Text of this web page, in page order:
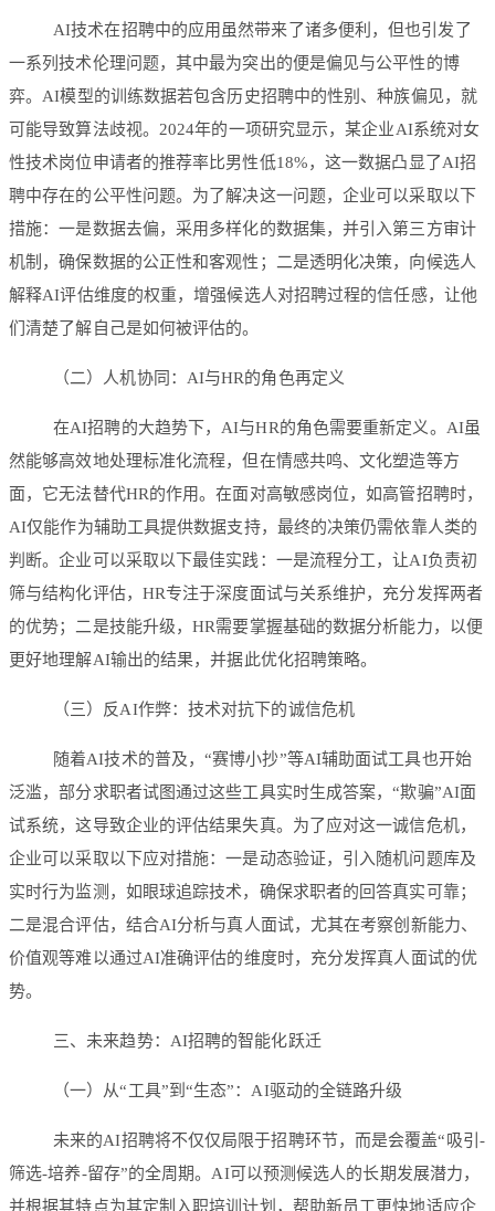
AI技术在招聘中的应用虽然带来了诸多便利，但也引发了
一系列技术伦理问题，其中最为突出的便是偏见与公平性的博
弈。AI模型的训练数据若包含历史招聘中的性别、种族偏见，就
可能导致算法歧视。2024年的一项研究显示，某企业AI系统对女
性技术岗位申请者的推荐率比男性低18%，这一数据凸显了AI招
聘中存在的公平性问题。为了解决这一问题，企业可以采取以下
措施：一是数据去偏，采用多样化的数据集，并引入第三方审计
机制，确保数据的公正性和客观性；二是透明化决策，向候选人
解释AI评估维度的权重，增强候选人对招聘过程的信任感，让他
们清楚了解自己是如何被评估的。
（二）人机协同：AI与HR的角色再定义
在AI招聘的大趋势下，AI与HR的角色需要重新定义。AI虽
然能够高效地处理标准化流程，但在情感共鸣、文化塑造等方
面，它无法替代HR的作用。在面对高敏感岗位，如高管招聘时，
AI仅能作为辅助工具提供数据支持，最终的决策仍需依靠人类的
判断。企业可以采取以下最佳实践：一是流程分工，让AI负责初
筛与结构化评估，HR专注于深度面试与关系维护，充分发挥两者
的优势；二是技能升级，HR需要掌握基础的数据分析能力，以便
更好地理解AI输出的结果，并据此优化招聘策略。
（三）反AI作弊：技术对抗下的诚信危机
随着AI技术的普及，“赛博小抄”等AI辅助面试工具也开始
泛滥，部分求职者试图通过这些工具实时生成答案，“欺骗”AI面
试系统，这导致企业的评估结果失真。为了应对这一诚信危机，
企业可以采取以下应对措施：一是动态验证，引入随机问题库及
实时行为监测，如眼球追踪技术，确保求职者的回答真实可靠；
二是混合评估，结合AI分析与真人面试，尤其在考察创新能力、
价值观等难以通过AI准确评估的维度时，充分发挥真人面试的优
势。
三、未来趋势：AI招聘的智能化跃迁
（一）从“工具”到“生态”：AI驱动的全链路升级
未来的AI招聘将不仅仅局限于招聘环节，而是会覆盖“吸引-
筛选-培养-留存”的全周期。AI可以预测候选人的长期发展潜力，
并根据其特点为其定制入职培训计划，帮助新员工更快地适应企